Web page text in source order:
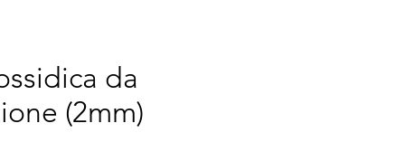
da
(2mm)